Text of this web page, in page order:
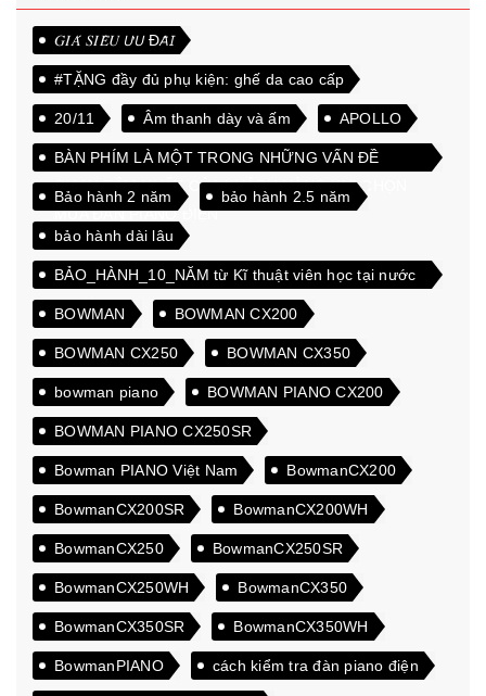
𝐺𝐼𝐴́ 𝑆𝐼𝐸̂𝑈 𝘜̛𝘜 Đ𝘈̃𝘐
#TẶNG đầy đủ phụ kiện: ghế da cao cấp
20/11 Âm thanh dày và ấm APOLLO
BÀN PHÍM LÀ MỘT TRONG NHỮNG VẤN ĐỀ
QUAN TÂM NHẤT CỦA KHÁCH HÀNG KHI CHỌN
MUA ĐÀN PIANO ĐIỆN
Bảo hành 2 năm bảo hành 2.5 năm
bảo hành dài lâu
BẢO_HÀNH_10_NĂM từ Kĩ thuật viên học tại nước
ngoài
BOWMAN BOWMAN CX200
BOWMAN CX250 BOWMAN CX350
bowman piano BOWMAN PIANO CX200
BOWMAN PIANO CX250SR
Bowman PIANO Việt Nam BowmanCX200
BowmanCX200SR BowmanCX200WH
BowmanCX250 BowmanCX250SR
BowmanCX250WH BowmanCX350
BowmanCX350SR BowmanCX350WH
BowmanPIANO cách kiểm tra đàn piano điện